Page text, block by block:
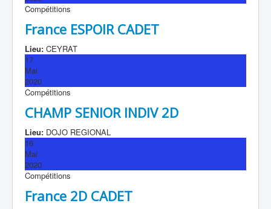
Compétitions
France ESPOIR CADET
Lieu: CEYRAT
17
Mai
2020
Compétitions
CHAMP SENIOR INDIV 2D
Lieu: DOJO REGIONAL
16
Mai
2020
Compétitions
France 2D CADET